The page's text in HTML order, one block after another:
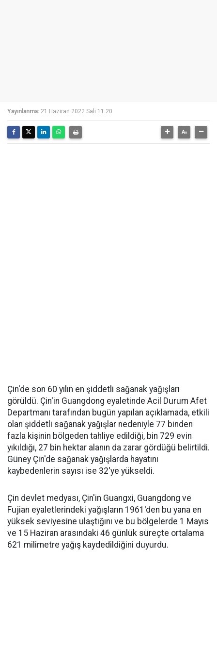
Yayınlanma: 21 Haziran 2022 Salı 11:20
Çin'de son 60 yılın en şiddetli sağanak yağışları
görüldü. Çin'in Guangdong eyaletinde Acil Durum Afet
Departmanı tarafından bugün yapılan açıklamada, etkili
olan şiddetli sağanak yağışlar nedeniyle 77 binden
fazla kişinin bölgeden tahliye edildiği, bin 729 evin
yıkıldığı, 27 bin hektar alanın da zarar gördüğü belirtildi.
Güney Çin'de sağanak yağışlarda hayatını
kaybedenlerin sayısı ise 32'ye yükseldi.
Çin devlet medyası, Çin'in Guangxi, Guangdong ve
Fujian eyaletlerindeki yağışların 1961'den bu yana en
yüksek seviyesine ulaştığını ve bu bölgelerde 1 Mayıs
ve 15 Haziran arasındaki 46 günlük süreçte ortalama
621 milimetre yağış kaydedildiğini duyurdu.